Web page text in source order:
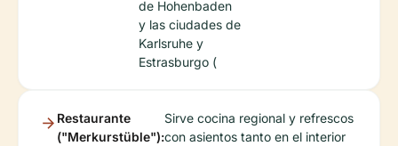
de Hohenbaden
y las ciudades de
Karlsruhe y
Estrasburgo (
Restaurante
("Merkurstüble"):
Sirve cocina regional y refrescos
con asientos tanto en el interior